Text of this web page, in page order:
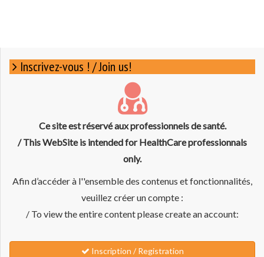
Inscrivez-vous ! / Join us!
Ce site est réservé aux professionnels de santé.
/ This WebSite is intended for HealthCare professionnals
only.
Afin d’accéder à l''ensemble des contenus et fonctionnalités,
veuillez créer un compte :
/ To view the entire content please create an account:
Inscription / Registration